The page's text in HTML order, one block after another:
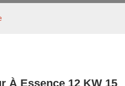
À Essence 12 KW 15